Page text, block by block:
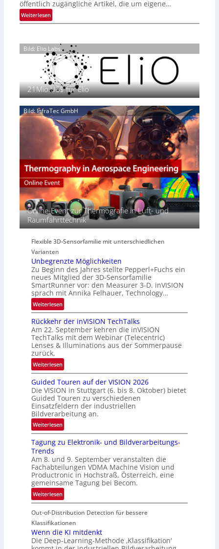
o
n
g
h
t
2
0
2
i
g
s
i
c
h
a
n
S
e
r
e
t
s
S
e
i
e
s
-
u
n
d
e
ä
r
P
r
ä
s
e
n
i
n
E
E
A
-
R
e
o
n
öffentlich zugängliche Artikel, die um eigene…
Weiterlesen:
H
m
e
p
a
g
e
‚
H
y
p
s
p
e
c
r
a
l
N
s
‘
Bild: Elio Labs.
21Mio.US$ für Elio
Bild: InfraTec GmbH
Online-Event zur Thermografie in Luft- und
Raumfahrttechnik
Flexible 3D-Sensorfamilie mit unterschiedlichen
Varianten
Unbegrenzte Möglichkeiten
Zu Beginn des Jahres stellte Pepperl+Fuchs ein
neues Mitglied der 3D-Sensorfamilie
SmartRunner vor: den Measurer 3-D. inVISION
sprach mit Annika Felhauer, Technology…
Weiterlesen:
U
n
b
e
g
r
e
z
t
e
M
ö
g
l
c
h
k
e
i
e
n
Rückkehr der inVISION TechTalks
Am 22. September kehren die inVISION
TechTalks mit dem Webinar (Telecentric)
Lenses & Illuminations aus der Sommerpause
zurück.
Weiterlesen:
R
ü
c
k
k
e
h
e
r
i
n
V
I
S
I
O
N
Guided Touren auf der VISION 2026
Die VISION in Stuttgart (6. bis 8. Oktober) bietet
Guided Touren zu verschiedenen
Einsatzfeldern der industriellen
Bildverarbeitung an.
Weiterlesen:
G
u
d
e
d
T
o
r
e
n
a
Tagung zu Elektronik- und Bildverarbeitungs-
Trends
Am 8. und 9. September veranstalten die
Fachabteilungen VDMA Machine Vision und
Productronic in Hochstraß, Österreich, eine
gemeinsame Tagung bei Becom.
Weiterlesen:
T
a
g
u
n
Out-of-Distribution Detection für bessere
Klassifikationen
Wenn die KI mitdenkt
Die Deep-Learning-Methode ‚Klassifikation‘